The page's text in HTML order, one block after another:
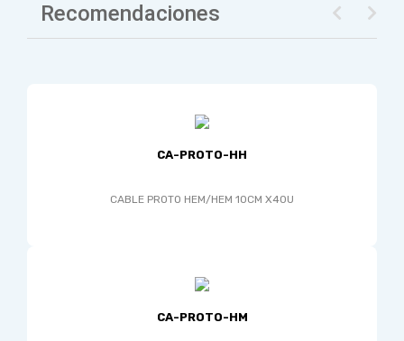
Recomendaciones
CA-PROTO-HH
CABLE PROTO HEM/HEM 10CM X40U
CA-PROTO-HM